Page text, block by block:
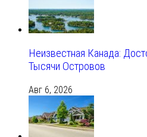
Неизвестная Канада:
Тысячи Островов
Авг 6, 2026